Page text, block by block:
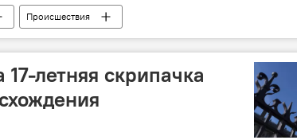
Происшествия
летняя скрипачка